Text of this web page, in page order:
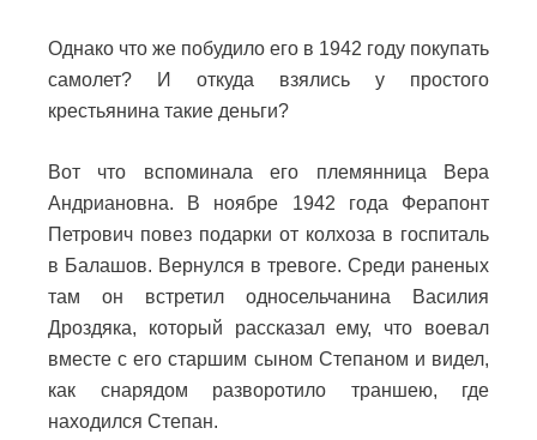
Однако что же побудило его в 1942 году покупать
самолет? И откуда взялись у простого
крестьянина такие деньги?
Вот что вспоминала его племянница Вера
Андриановна. В ноябре 1942 года Ферапонт
Петрович повез подарки от колхоза в госпиталь
в Балашов. Вернулся в тревоге. Среди раненых
там он встретил односельчанина Василия
Дроздяка, который рассказал ему, что воевал
вместе с его старшим сыном Степаном и видел,
как снарядом разворотило траншею, где
находился Степан.